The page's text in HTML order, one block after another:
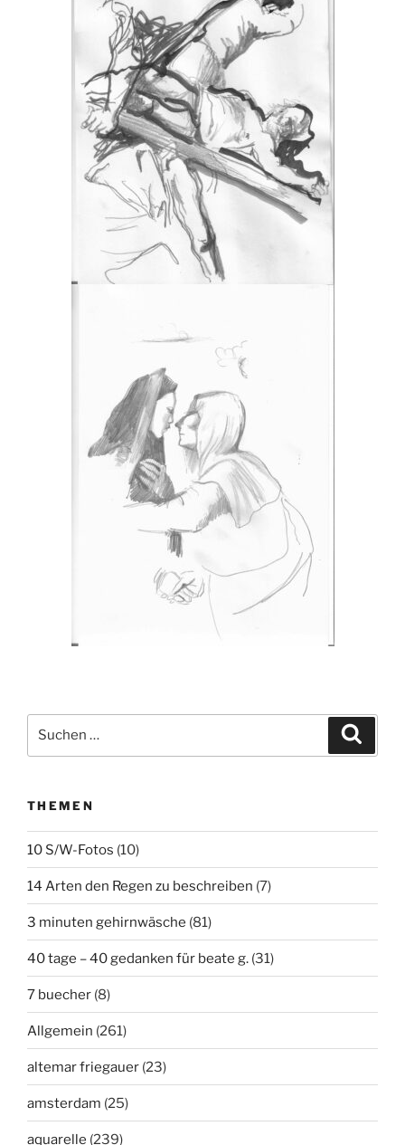
Suchen
THEMEN
10 S/W-Fotos (10)
14 Arten den Regen zu beschreiben (7)
3 minuten gehirnwäsche (81)
40 tage – 40 gedanken für beate g. (31)
7 buecher (8)
Allgemein (261)
altemar friegauer (23)
amsterdam (25)
aquarelle (239)